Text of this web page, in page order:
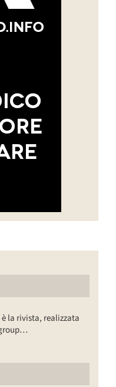
la rivista, realizzata